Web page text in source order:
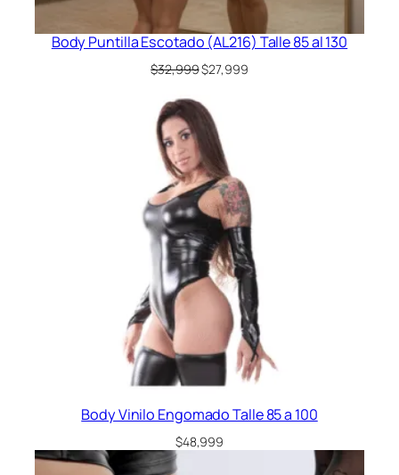
Body Puntilla Escotado (AL216) Talle 85 al 130
$32,999El
original
era:
$32,999.
$27,999El
Body Vinilo Engomado Talle 85 a 100
$48,999